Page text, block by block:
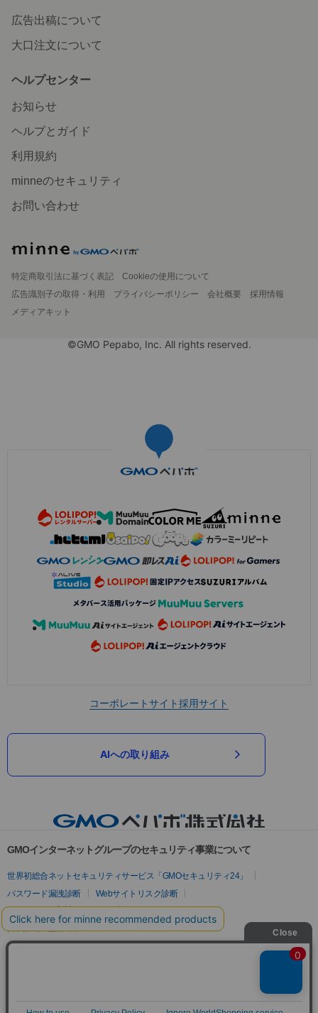
広告出稿について
大口注文について
ヘルプセンター
お知らせ
ヘルプとガイド
利用規約
minneのセキュリティ
お問い合わせ
特定商取引法に基づく表記
Cookieの使用について
広告識別子の取得・利用
プライバシーポリシー 会社概要
採用情報
メディアキット
©GMO Pepabo, Inc. All rights reserved.
コーポレートサイト採用サイト
AIへの取り組み
GMOインターネットグループのセキュリティ事業について
世界初総合ネットセキュリティサービス「GMOセキュリティ24」
パスワード漏洩診断
Webサイトリスク診断
セキュリティ相談AIチャットボット
実在証明・盗聴対策
サイバー攻撃対策（GMOサイバーセキュリティ byイエラエ）